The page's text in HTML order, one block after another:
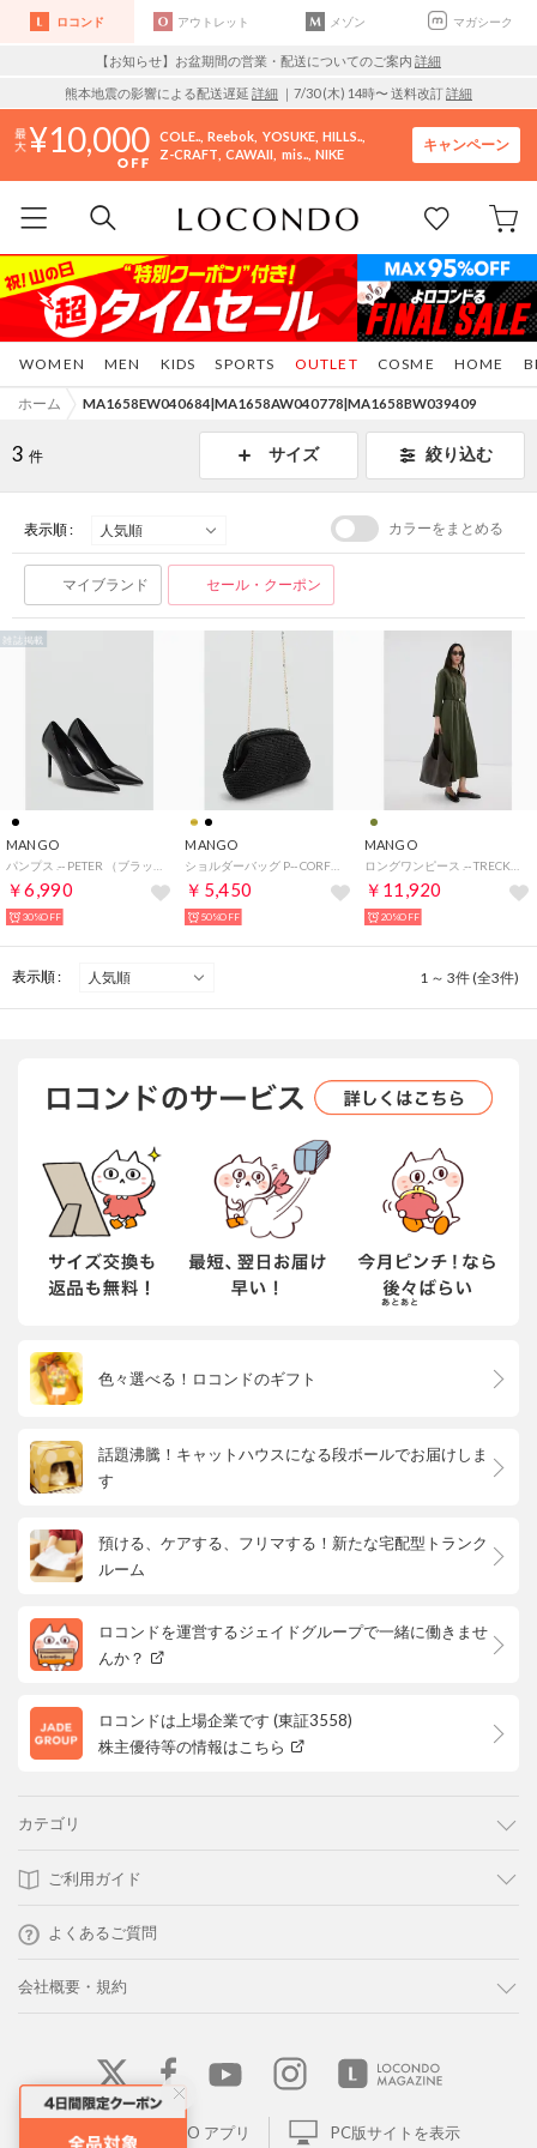
ロコンド アウトレット メゾン マガシーク
【お知らせ】お盆期間の営業・配送についてのご案内 詳細
熊本地震の影響による配送遅延 詳細 ｜7/30 (木) 14時〜 送料改訂詳細
10,000 COLE.. Reebok YOSUKE HILLS..
Z-CRAFT CAWAII mis.. NIKE
キャンペーン
WOMEN MEN KIDS SPORTS COSME HOME
OUTLET
ホーム MA1658EW040684|MA1658AW040778|MA1658BW039409
3 件 サイズ 絞り込む
表示順 : カラーをまとめる
マイブランド セール・クーポン
MANGO
￥6,990
雑誌掲載
30%OFF
MANGO
￥5,450
50%OFF
MANGO
￥11,920
20%OFF
表示順 : 1 ～ 3件 (全3件)
色々選べる！ロコンドのギフト
話題沸騰！キャットハウスになる段ボールでお届けしま
す
預ける、ケアする、フリマする！新たな宅配型トランク
ルーム
ロコンドを運営するジェイドグループで一緒に働きませ
んか？
ロコンドは上場企業です (東証3558)
株主優待等の情報はこちら
カテゴリ
ご利用ガイド
よくあるご質問
会社概要・規約
LOCONDO アプリ PC版サイトを表示